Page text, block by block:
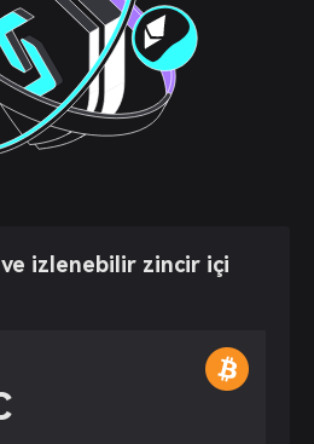
izlenebilir zincir içi